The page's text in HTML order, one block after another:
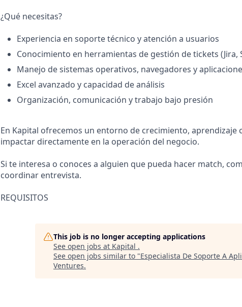
¿Qué necesitas?
Experiencia en soporte técnico y atención a usuarios
Conocimiento en herramientas de gestión de tickets (Jira,
Manejo de sistemas operativos, navegadores y
Excel avanzado y capacidad de análisis
Organización, comunicación y trabajo bajo presión
En Kapital ofrecemos un entorno de crecimiento,
impactar directamente en la operación del negocio.
Si te interesa o conoces a alguien que pueda hacer match,
coordinar entrevista.
REQUISITOS
This job is no longer accepting applications
See open jobs at Kapital .
See open jobs similar to "Especialista De Soporte A
Ventures.